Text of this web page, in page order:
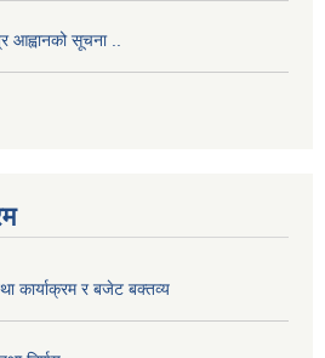
आह्वानको सूचना ..
कार्याक्रम र बजेट बक्तव्य